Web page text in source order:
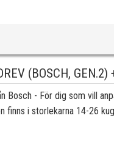
(BOSCH, GEN.2)
- För dig som vill
finns i storlekarna 14-26